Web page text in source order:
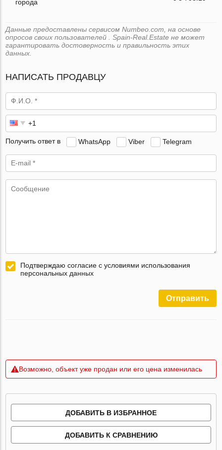
города
Данные предоставлены сервисом Numbeo.com, на основе
опросов своих пользователей . Spain-Real.Estate не может
гарантировать достоверность и правильность этих
данных.
НАПИСАТЬ ПРОДАВЦУ
Получить ответ в WhatsApp Viber Telegram
Подтверждаю согласие с условиями использования
персональных данных
Отправить
Возможно, объект уже продан или его цена изменилась
ДОБАВИТЬ В ИЗБРАННОЕ
ДОБАВИТЬ К СРАВНЕНИЮ